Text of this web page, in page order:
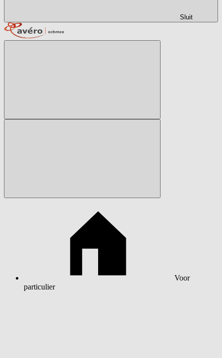
Sluit
Voor
particulier